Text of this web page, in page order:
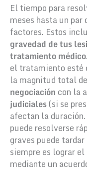
El tiempo para
meses hasta un par
factores. Estos
gravedad de tus
tratamiento médico
el tratamiento esté
la magnitud total
negociación con la
judiciales(si se
afectan la
puede resolverse
graves puede
siempre es lograr
mediante un